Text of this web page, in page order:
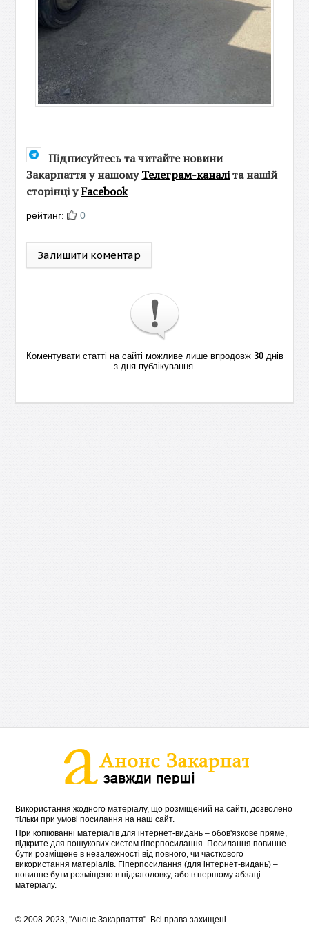
Підписуйтесь та читайте новини
Закарпаття у нашомуТелеграм-каналіта нашій
сторінці уFacebook
рейтинг: 0
Залишити коментар
Коментувати статті на сайті можливе лише впродовж 30днів
з дня публікування.
Використання жодного матеріалу, що розміщений на сайті, дозволено
тільки при умові посилання на наш сайт.
При копіюванні матеріалів для інтернет-видань – обов'язкове пряме,
відкрите для пошукових систем гіперпосилання. Посилання повинне
бути розміщене в незалежності від повного, чи часткового
використання матеріалів. Гіперпосилання (для інтернет-видань) –
повинне бути розміщено в підзаголовку, або в першому абзаці
матеріалу.
© 2008-2023, "Анонс Закарпаття". Всі права захищені.